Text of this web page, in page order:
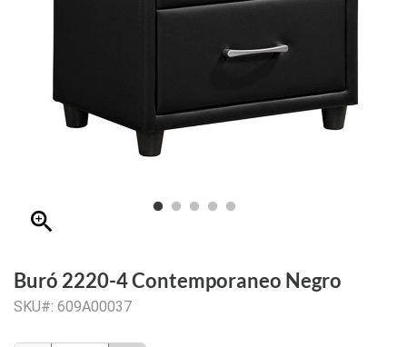
zoom_in
Buró 2220-4 Contemporaneo Negro
SKU#: 609A00037